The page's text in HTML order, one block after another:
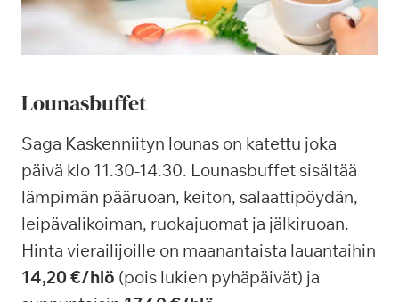
Lounasbuffet
Saga Kaskenniityn lounas on katettu joka
päivä klo 11.30-14.30. Lounasbuffet sisältää
lämpimän pääruoan, keiton, salaattipöydän,
leipävalikoiman, ruokajuomat ja jälkiruoan.
Hinta vierailijoille on maanantaista lauantaihin
14,20 €/hlö (pois lukien pyhäpäivät) ja